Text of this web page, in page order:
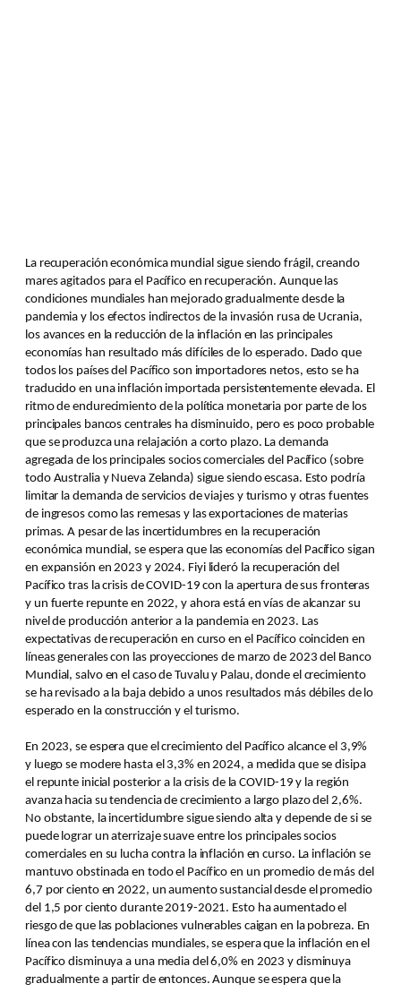
La recuperación económica mundial sigue siendo frágil, creando
mares agitados para el Pacífico en recuperación. Aunque las
condiciones mundiales han mejorado gradualmente desde la
pandemia y los efectos indirectos de la invasión rusa de Ucrania,
los avances en la reducción de la inflación en las principales
economías han resultado más difíciles de lo esperado. Dado que
todos los países del Pacífico son importadores netos, esto se ha
traducido en una inflación importada persistentemente elevada. El
ritmo de endurecimiento de la política monetaria por parte de los
principales bancos centrales ha disminuido, pero es poco probable
que se produzca una relajación a corto plazo. La demanda
agregada de los principales socios comerciales del Pacífico (sobre
todo Australia y Nueva Zelanda) sigue siendo escasa. Esto podría
limitar la demanda de servicios de viajes y turismo y otras fuentes
de ingresos como las remesas y las exportaciones de materias
primas. A pesar de las incertidumbres en la recuperación
económica mundial, se espera que las economías del Pacífico sigan
en expansión en 2023 y 2024. Fiyi lideró la recuperación del
Pacífico tras la crisis de COVID-19 con la apertura de sus fronteras
y un fuerte repunte en 2022, y ahora está en vías de alcanzar su
nivel de producción anterior a la pandemia en 2023. Las
expectativas de recuperación en curso en el Pacífico coinciden en
líneas generales con las proyecciones de marzo de 2023 del Banco
Mundial, salvo en el caso de Tuvalu y Palau, donde el crecimiento
se ha revisado a la baja debido a unos resultados más débiles de lo
esperado en la construcción y el turismo.
En 2023, se espera que el crecimiento del Pacífico alcance el 3,9%
y luego se modere hasta el 3,3% en 2024, a medida que se disipa
el repunte inicial posterior a la crisis de la COVID-19 y la región
avanza hacia su tendencia de crecimiento a largo plazo del 2,6%.
No obstante, la incertidumbre sigue siendo alta y depende de si se
puede lograr un aterrizaje suave entre los principales socios
comerciales en su lucha contra la inflación en curso. La inflación se
mantuvo obstinada en todo el Pacífico en un promedio de más del
6,7 por ciento en 2022, un aumento sustancial desde el promedio
del 1,5 por ciento durante 2019-2021. Esto ha aumentado el
riesgo de que las poblaciones vulnerables caigan en la pobreza. En
línea con las tendencias mundiales, se espera que la inflación en el
Pacífico disminuya a una media del 6,0% en 2023 y disminuya
gradualmente a partir de entonces. Aunque se espera que la